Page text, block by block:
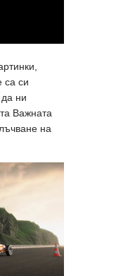
са си
да ни
Важната
на